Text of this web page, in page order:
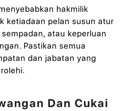
hakmilik
ketiadaan pelan susun atur
atau keperluan
Pastikan semua
dan jabatan yang
Dan Cukai